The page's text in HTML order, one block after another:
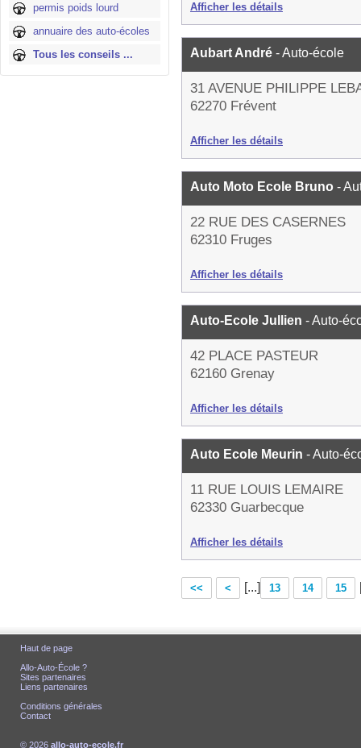
permis poids lourd
annuaire des auto-écoles
Tous les conseils ...
Afficher les détails
Aubart André - Auto-école
31 AVENUE PHILIPPE
62270 Frévent
Afficher les détails
Auto Moto Ecole Bruno -
22 RUE DES CASERNES
62310 Fruges
Afficher les détails
Auto-Ecole Jullien - Auto-
42 PLACE PASTEUR
62160 Grenay
Afficher les détails
Auto Ecole Meurin - Auto-
11 RUE LOUIS LEMAIRE
62330 Guarbecque
Afficher les détails
<< < [...] 13 14 15
Haut de page
Allo-Auto-École ?
Sites partenaires
Liens partenaires
Conditions générales
Contact
© 2026 allo-auto-ecole.fr